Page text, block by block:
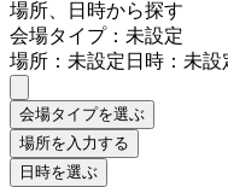
場所、日時から探す
会場タイプ：未設定
場所：未設定日時：未設
会場タイプを選ぶ
場所を入力する
日時を選ぶ